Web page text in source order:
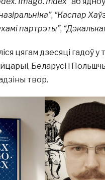
, “Каспар
партрэты”,
цягам дзесяці гадоў у
Беларусі і
твор.